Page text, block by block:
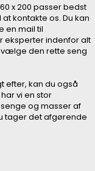
x 200 passer bedst
kontakte os. Du kan
en mail til
eksperter indenfor alt
vælge den rette seng
efter, kan du også
vi en stor
og masser af
tager det afgørende